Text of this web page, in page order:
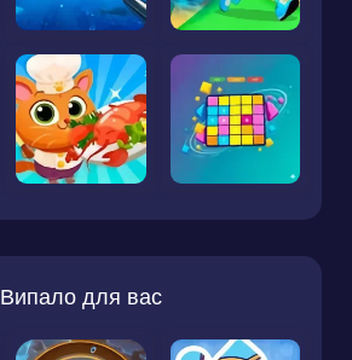
Випало для вас